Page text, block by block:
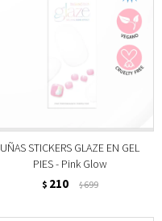
UÑAS STICKERS GLAZE EN GEL
PIES - Pink Glow
$ 210 $699